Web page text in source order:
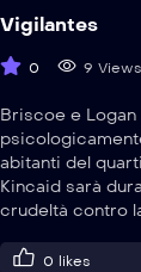
Vigilantes
0 9 Views
Briscoe e
abitanti del
Kincaid sarà
crudeltà contro
0 likes